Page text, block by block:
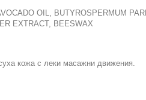
OIL, BUTYROSPERMUM
EXTRACT, BEESWAX
кожа с леки масажни движения.